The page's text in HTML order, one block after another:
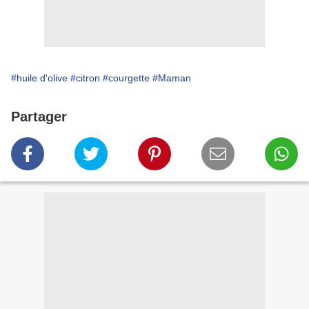
#huile d'olive #citron #courgette #Maman
Partager